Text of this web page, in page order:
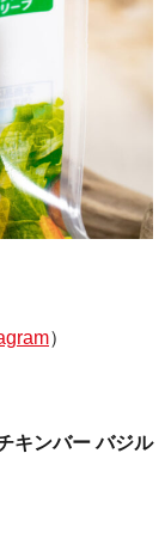
）
キンバー バジル